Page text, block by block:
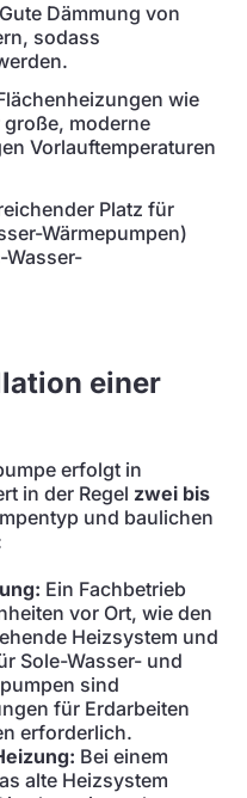
Gute Dämmung von
sodass
wie
moderne
Vorlauftemperaturen
Platz für
Wärmepumpen)
Wasser-
einer
erfolgt in
in der Regel zwei bis
und baulichen
Ein Fachbetrieb
vor Ort, wie den
Heizsystem und
Sole-Wasser- und
sind
für Erdarbeiten
erforderlich.
Bei einem
alte Heizsystem